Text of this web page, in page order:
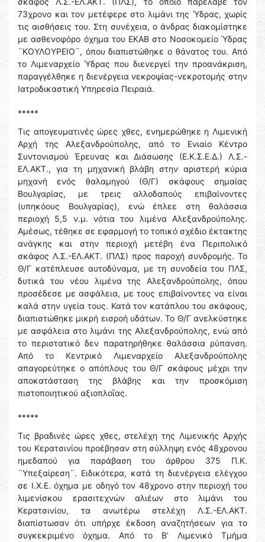
73χρονο και τον μετέφερε στο λιμάνι της Ύδρας, χωρίς
τις αισθήσεις του. Στη συνέχεια, ο άνδρας διακομίστηκε
με ασθενοφόρο όχημα του ΕΚΑΒ στο Νοσοκομείο Ύδρας
¨ΚΟΥΛΟΥΡΕΙΟ¨, όπου διαπιστώθηκε ο θάνατος του. Από
το Λιμεναρχείο Ύδρας που διενεργεί την προανάκριση,
παραγγέλθηκε η διενέργεια νεκροψίας-νεκροτομής στην
Ιατροδικαστική Υπηρεσία Πειραιά.
*****
Τις απογευματινές ώρες χθες, ενημερώθηκε η Λιμενική
Αρχή της Αλεξανδρούπολης, από το Ενιαίο Κέντρο
Συντονισμού Έρευνας και Διάσωσης (Ε.Κ.Σ.Ε.Δ.) Λ.Σ.-
ΕΛ.ΑΚΤ., για τη μηχανική βλάβη στην αριστερή κύρια
μηχανή ενός θαλαμηγού (Θ/Γ) σκάφους σημαίας
Βουλγαρίας, με τρεις αλλοδαπούς επιβαίνοντες
(υπηκόους Βουλγαρίας), ενώ έπλεε στη θαλάσσια
περιοχή 5,5 ν.μ. νότια του λιμένα Αλεξανδρούπολης.
Αμέσως, τέθηκε σε εφαρμογή το τοπικό σχέδιο έκτακτης
ανάγκης και στην περιοχή μετέβη ένα Περιπολικό
σκάφος Λ.Σ.-ΕΛ.ΑΚΤ. (ΠΛΣ) προς παροχή συνδρομής. Το
Θ/Γ κατέπλευσε αυτοδύναμα, με τη συνοδεία του ΠΛΣ,
δυτικά του νέου λιμένα της Αλεξανδρούπολης, όπου
προσέδεσε με ασφάλεια, με τους επιβαίνοντες να είναι
καλά στην υγεία τους. Κατά τον κατάπλου του σκάφους,
διαπιστώθηκε μικρή εισροή υδάτων. Το Θ/Γ ανελκύστηκε
με ασφάλεια στο λιμάνι της Αλεξανδρούπολης, ενώ από
το περιστατικό δεν παρατηρήθηκε θαλάσσια ρύπανση.
Από το Κεντρικό Λιμεναρχείο Αλεξανδρούπολης
απαγορεύτηκε ο απόπλους του Θ/Γ σκάφους μέχρι την
αποκατάσταση της βλάβης και την προσκόμιση
πιστοποιητικού αξιοπλοΐας.
*****
Τις βραδινές ώρες χθες, στελέχη της Λιμενικής Αρχής
του Κερατσινίου προέβησαν στη σύλληψη ενός 48χρονου
ημεδαπού για παράβαση του άρθρου 375 Π.Κ.
¨Υπεξαίρεση¨. Ειδικότερα, κατά τη διενέργεια ελέγχου
σε Ι.Χ.Ε. όχημα με οδηγό τον 48χρονο στην περιοχή του
λιμενίσκου ερασιτεχνών αλιέων στο λιμάνι του
Κερατσινίου, τα ανωτέρω στελέχη Λ.Σ.-ΕΛ.ΑΚΤ.
διαπίστωσαν ότι υπήρχε έκδοση αναζητήσεων για το
συγκεκριμένο όχημα. Από το Β’ Λιμενικό Τμήμα